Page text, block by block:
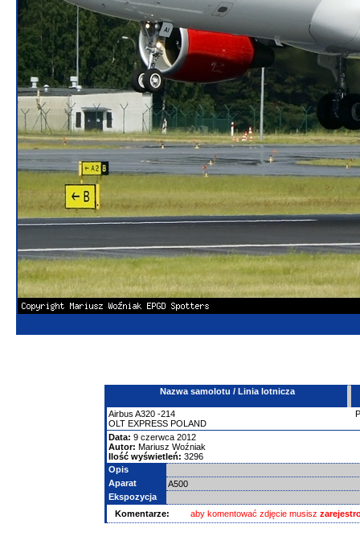
Nazwa samolotu / Linia lotnicza
Airbus A320 -214
OLT EXPRESS POLAND
Data: 9 czerwca 2012
Autor: Mariusz Woźniak
Ilość wyświetleń: 3296
Opis
Aparat
A500
Ekspozycja
Komentarze:
aby komentować zdjęcie musisz